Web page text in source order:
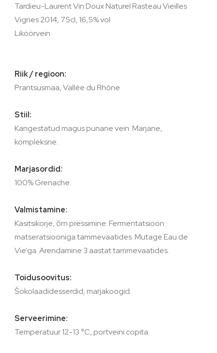
Tardieu-Laurent Vin Doux Naturel Rasteau Vieilles
Vignes 2014, 75cl, 16,5% vol
Liköörvein
Riik / regioon:
Prantsusmaa, Vallée du Rhône
Stiil:
Kangestatud magus punane vein. Marjane,
kompleksne.
Marjasordid:
100% Grenache.
Valmistamine:
Käsitsikorje, õrn pressimine. Fermentatsioon
matseratsiooniga tammevaatides. Mutage Eau de
Vie’ga. Arendamine 3 aastat tammevaatides.
Toidusoovitus:
Šokolaadidesserdid, marjakoogid.
Serveerimine:
Temperatuur 12-13 °C, portveini copita.